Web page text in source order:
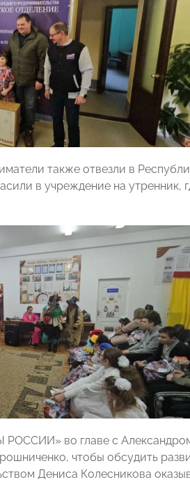
также отвезли в
в учреждение на утренник,
во главе с
чтобы обсудить
Дениса Колесникова